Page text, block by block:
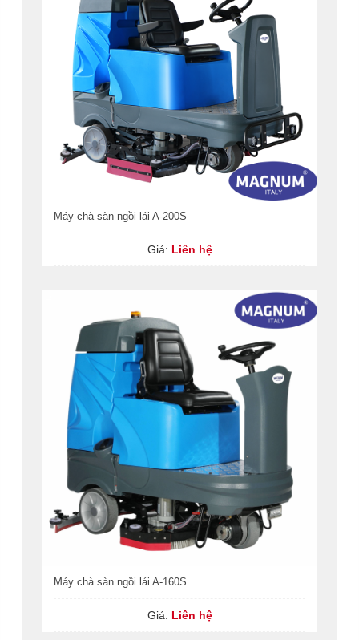
Máy chà sàn ngồi lái A-200S
Giá: Liên hệ
Máy chà sàn ngồi lái A-160S
Giá: Liên hệ